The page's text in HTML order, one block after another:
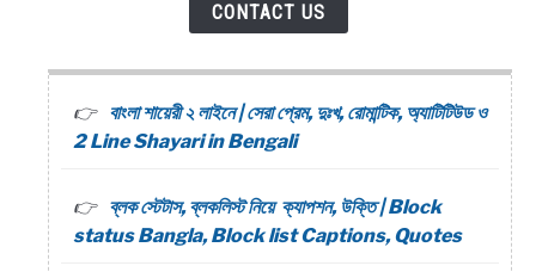
CONTACT US
বাংলা শায়েরী ২ লাইনে | সেরা প্রেম, দুঃখ, রোমান্টিক, অ্যাটিটিউড ও
2 Line Shayari in Bengali
ব্লক স্টেটাস, ব্লকলিস্ট নিয়ে ক্যাপশন, উক্তি | Block
status Bangla, Block list Captions, Quotes